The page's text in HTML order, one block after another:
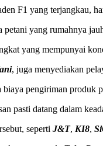
F1 yang terjangkau,
petani yang rumahnya
yang mempunyai
, juga menyediakan
biaya pengiriman produk
pasti datang dalam
seperti J&T, KI8,